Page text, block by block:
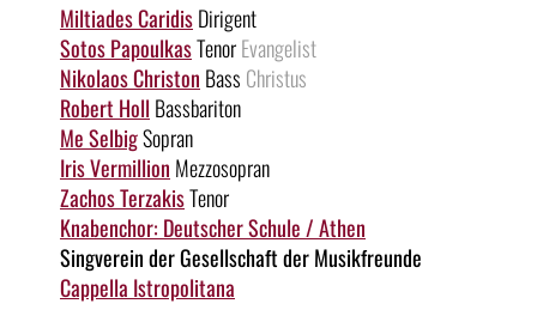
Miltiades CaridisDirigent
Sotos PapoulkasTenorEvangelist
Nikolaos Christon Bass Christus
Robert Holl Bassbariton
Me SelbigSopran
Iris Vermillion Mezzosopran
Zachos TerzakisTenor
Knabenchor: Deutscher Schule / Athen
Singverein der Gesellschaft der Musikfreunde
Cappella Istropolitana